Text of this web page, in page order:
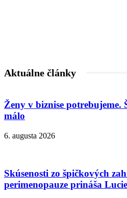
Aktuálne články
Ženy v biznise potrebujeme.
málo
6. augusta 2026
Skúsenosti zo špičkových
perimenopauze prináša